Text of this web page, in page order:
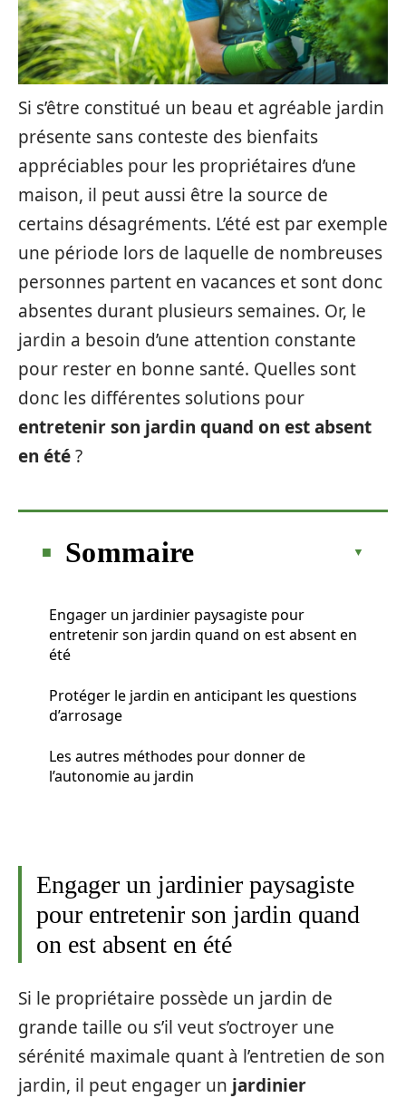
Si s’être constitué un beau et agréable jardin
présente sans conteste des bienfaits
appréciables pour les propriétaires d’une
maison, il peut aussi être la source de
certains désagréments. L’été est par exemple
une période lors de laquelle de nombreuses
personnes partent en vacances et sont donc
absentes durant plusieurs semaines. Or, le
jardin a besoin d’une attention constante
pour rester en bonne santé. Quelles sont
donc les différentes solutions pour
entretenir son jardin quand on est absent
en été?
Sommaire
Engager un jardinier paysagiste pour
entretenir son jardin quand on est absent en
été
Protéger le jardin en anticipant les questions
d’arrosage
Les autres méthodes pour donner de
l’autonomie au jardin
Engager un jardinier paysagiste
pour entretenir son jardin quand
on est absent en été
Si le propriétaire possède un jardin de
grande taille ou s’il veut s’octroyer une
sérénité maximale quant à l’entretien de son
jardin, il peut engager un jardinier